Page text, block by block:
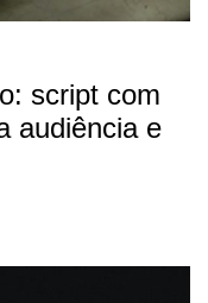
script com
audiência e